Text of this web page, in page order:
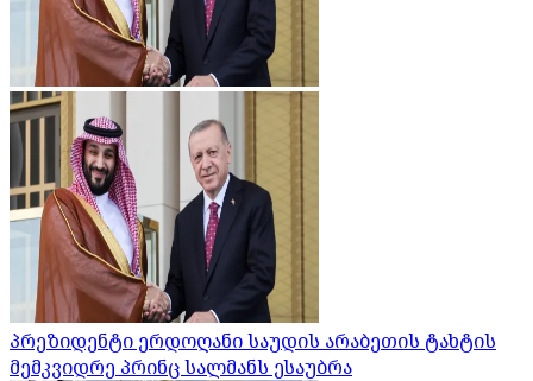
პრეზიდენტი ერდოღანი საუდის არაბეთის ტახტის
მემკვიდრე პრინც სალმანს ესაუბრა